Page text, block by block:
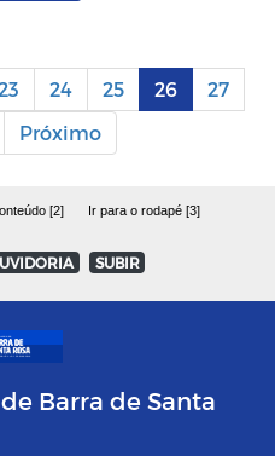
24 25 26
27
Próximo
[2] Ir para o rodapé [3]
SUBIR
Barra de Santa